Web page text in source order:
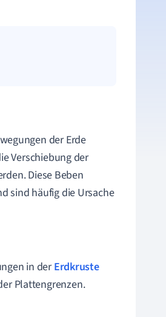
der Erde
Verschiebung der
Diese Beben
sind häufig die Ursache
in derErdkruste
Plattengrenzen.